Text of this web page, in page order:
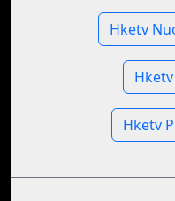
Hketv
Hketv